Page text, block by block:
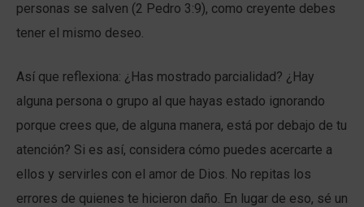
personas se salven (2 Pedro 3:9), como creyente debes
tener el mismo deseo.
Así que reflexiona: ¿Has mostrado parcialidad? ¿Hay
alguna persona o grupo al que hayas estado ignorando
porque crees que, de alguna manera, está por debajo de tu
atención? Si es así, considera cómo puedes acercarte a
ellos y servirles con el amor de Dios. No repitas los
errores de quienes te hicieron daño. En lugar de eso, sé un